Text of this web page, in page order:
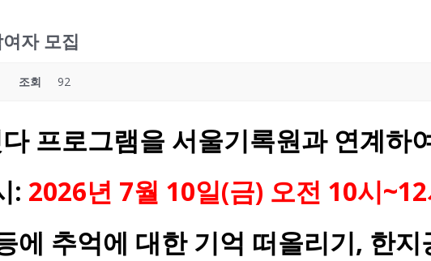
자 모집
조회 92
프로그램을 서울기록원과 연계하
: 2026년 7월 10일(금) 오전 10시
에 추억에 대한 기억 떠올리기, 한